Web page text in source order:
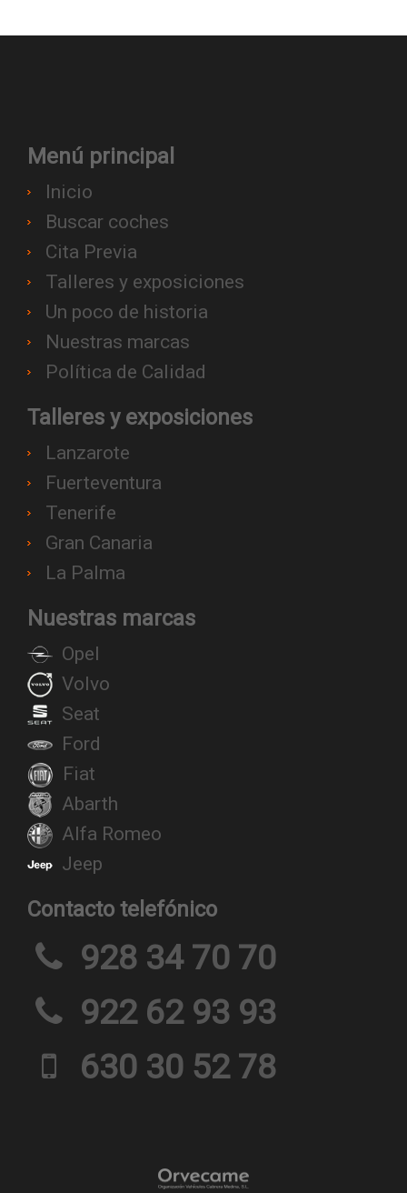
Menú principal
Inicio
Buscar coches
Cita Previa
Talleres y exposiciones
Un poco de historia
Nuestras marcas
Política de Calidad
Talleres y exposiciones
Lanzarote
Fuerteventura
Tenerife
Gran Canaria
La Palma
Nuestras marcas
Opel
Volvo
Seat
Ford
Fiat
Abarth
Alfa Romeo
Jeep
Contacto telefónico
928 34 70 70
922 62 93 93
630 30 52 78